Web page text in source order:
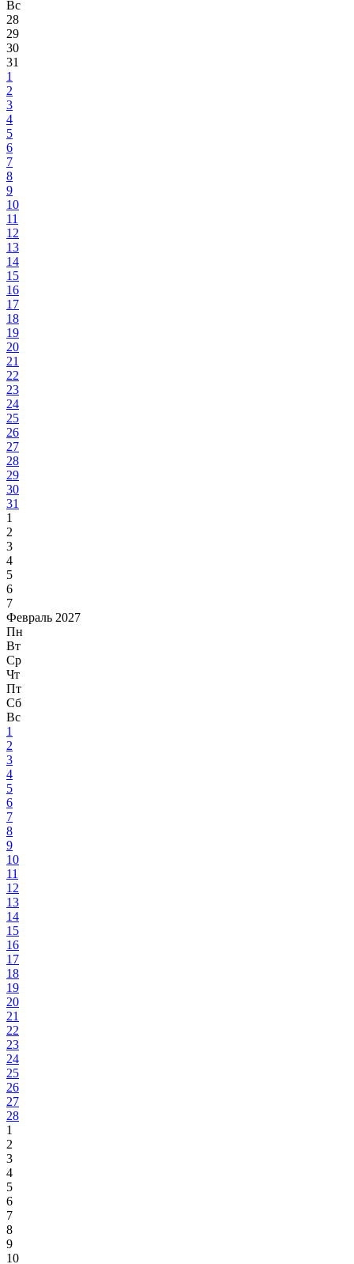
Вс
28
29
30
31
1
2
3
4
5
6
7
8
9
10
11
12
13
14
15
16
17
18
19
20
21
22
23
24
25
26
27
28
29
30
31
1
2
3
4
5
6
7
Февраль 2027
Пн
Вт
Ср
Чт
Пт
Сб
Вс
1
2
3
4
5
6
7
8
9
10
11
12
13
14
15
16
17
18
19
20
21
22
23
24
25
26
27
28
1
2
3
4
5
6
7
8
9
10